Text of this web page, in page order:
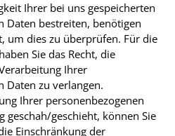
Ihrer bei uns gespeicherten
Daten bestreiten, benötigen
um dies zu überprüfen. Für die
Sie das Recht, die
Ihrer
Daten zu verlangen.
Ihrer personenbezogenen
geschah/geschieht, können Sie
Einschränkung der